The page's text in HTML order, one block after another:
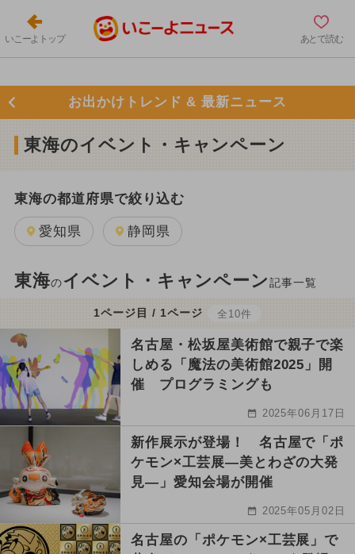
いこーよトップ あとで読む
お出かけトレンド & 最新ニュース
東海のイベント・キャンペーン
東海の都道府県で絞り込む
愛知県 静岡県
東海のイベント・キャンペーン記事一覧
1ページ目 / 1ページ 全10件
名古屋・松坂屋美術館で親子で楽
しめる「魔法の美術館2025」開
催 プログラミングも
2025年06月17日
新作展示が登場！ 名古屋で「ポ
ケモン×工芸展―美とわざの大発
見―」愛知会場が開催
2025年05月02日
名古屋の「ポケモン×工芸展」で